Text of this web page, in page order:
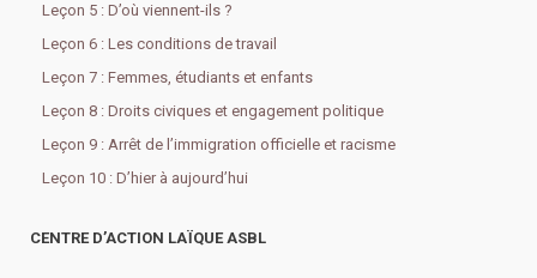
Leçon 5 : D’où viennent-ils ?
Leçon 6 : Les conditions de travail
Leçon 7 : Femmes, étudiants et enfants
Leçon 8 : Droits civiques et engagement politique
Leçon 9 : Arrêt de l’immigration officielle et racisme
Leçon 10 : D’hier à aujourd’hui
CENTRE D’ACTION LAÏQUE ASBL